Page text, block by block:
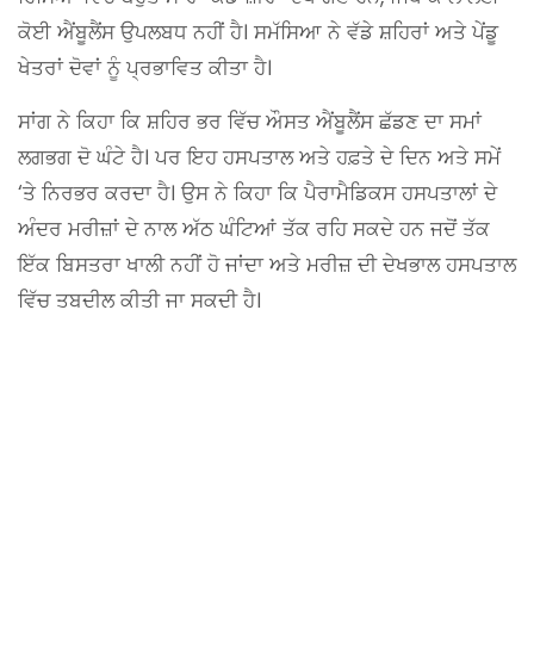
ਕੋਈ ਐਂਬੂਲੈਂਸ ਉਪਲਬਧ ਨਹੀਂ ਹੈ। ਸਮੱਸਿਆ ਨੇ ਵੱਡੇ ਸ਼ਹਿਰਾਂ ਅਤੇ ਪੇਂਡੂ
ਖੇਤਰਾਂ ਦੋਵਾਂ ਨੂੰ ਪ੍ਰਭਾਵਿਤ ਕੀਤਾ ਹੈ।
ਸਾਂਗ ਨੇ ਕਿਹਾ ਕਿ ਸ਼ਹਿਰ ਭਰ ਵਿੱਚ ਔਸਤ ਐਂਬੂਲੈਂਸ ਛੱਡਣ ਦਾ ਸਮਾਂ
ਲਗਭਗ ਦੋ ਘੰਟੇ ਹੈ। ਪਰ ਇਹ ਹਸਪਤਾਲ ਅਤੇ ਹਫ਼ਤੇ ਦੇ ਦਿਨ ਅਤੇ ਸਮੇਂ
‘ਤੇ ਨਿਰਭਰ ਕਰਦਾ ਹੈ। ਉਸ ਨੇ ਕਿਹਾ ਕਿ ਪੈਰਾਮੈਡਿਕਸ ਹਸਪਤਾਲਾਂ ਦੇ
ਅੰਦਰ ਮਰੀਜ਼ਾਂ ਦੇ ਨਾਲ ਅੱਠ ਘੰਟਿਆਂ ਤੱਕ ਰਹਿ ਸਕਦੇ ਹਨ ਜਦੋਂ ਤੱਕ
ਇੱਕ ਬਿਸਤਰਾ ਖਾਲੀ ਨਹੀਂ ਹੋ ਜਾਂਦਾ ਅਤੇ ਮਰੀਜ਼ ਦੀ ਦੇਖਭਾਲ ਹਸਪਤਾਲ
ਵਿੱਚ ਤਬਦੀਲ ਕੀਤੀ ਜਾ ਸਕਦੀ ਹੈ।